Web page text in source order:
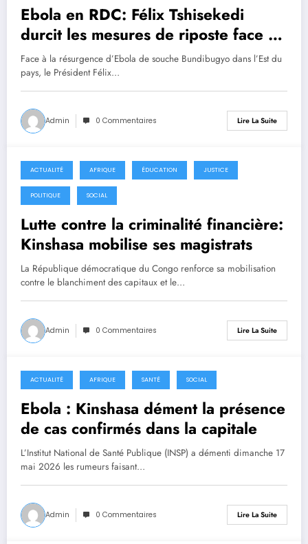
Ebola en RDC: Félix Tshisekedi
durcit les mesures de riposte face à
la 17ᵉ épidémie
Face à la résurgence d’Ebola de souche Bundibugyo dans l’Est du
pays, le Président Félix…
Admin 0 Commentaires Lire La Suite
22 mai 2026
ACTUALITÉ AFRIQUE ÉDUCATION JUSTICE
POLITIQUE SOCIAL
Lutte contre la criminalité financière:
Kinshasa mobilise ses magistrats
La République démocratique du Congo renforce sa mobilisation
contre le blanchiment des capitaux et le…
Admin 0 Commentaires Lire La Suite
17 mai 2026
ACTUALITÉ AFRIQUE SANTÉ SOCIAL
Ebola : Kinshasa dément la présence
de cas confirmés dans la capitale
L’Institut National de Santé Publique (INSP) a démenti dimanche 17
mai 2026 les rumeurs faisant…
Admin 0 Commentaires Lire La Suite